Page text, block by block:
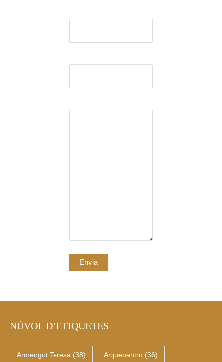
NÚVOL D’ETIQUETES
Armengot Teresa (38) Arqueoantro(36)